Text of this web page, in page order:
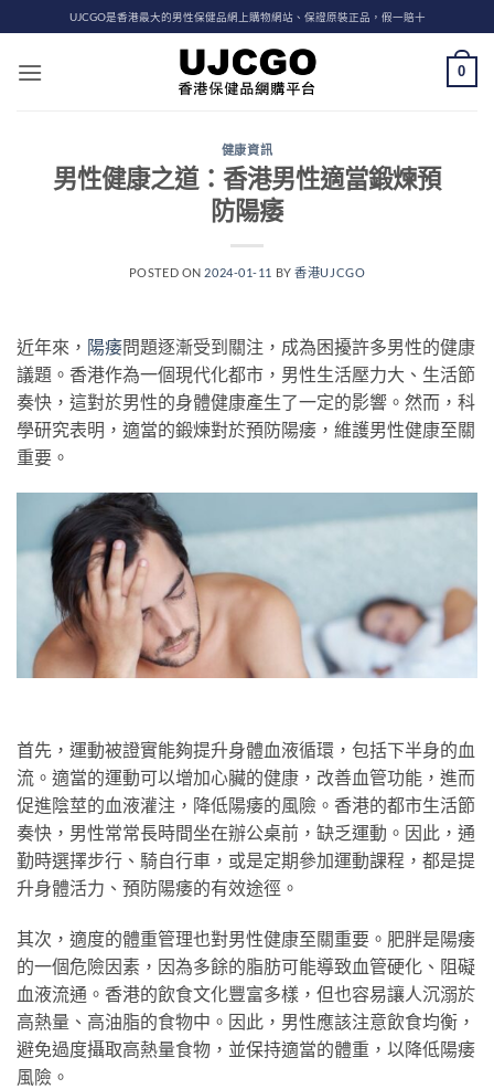
to
content
UJCGO是香港最大的男性保健品網上購物網站、保證原裝正品，假一賠十
0
健康資訊
男性健康之道：香港男性適當鍛煉預
防陽痿
POSTED ON 2024-01-11 BY香港UJCGO
近年來， 陽痿問題逐漸受到關注，成為困擾許多男性的健康
議題。香港作為一個現代化都市，男性生活壓力大、生活節
奏快，這對於男性的身體健康產生了一定的影響。然而，科
學研究表明，適當的鍛煉對於預防陽痿，維護男性健康至關
重要。
首先，運動被證實能夠提升身體血液循環，包括下半身的血
流。適當的運動可以增加心臟的健康，改善血管功能，進而
促進陰莖的血液灌注，降低陽痿的風險。香港的都市生活節
奏快，男性常常長時間坐在辦公桌前，缺乏運動。因此，通
勤時選擇步行、騎自行車，或是定期參加運動課程，都是提
升身體活力、預防陽痿的有效途徑。
其次，適度的體重管理也對男性健康至關重要。肥胖是陽痿
的一個危險因素，因為多餘的脂肪可能導致血管硬化、阻礙
血液流通。香港的飲食文化豐富多樣，但也容易讓人沉溺於
高熱量、高油脂的食物中。因此，男性應該注意飲食均衡，
避免過度攝取高熱量食物，並保持適當的體重，以降低陽痿
風險。